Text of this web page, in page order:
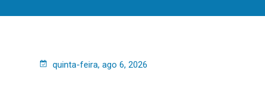
quinta-feira, ago 6, 2026